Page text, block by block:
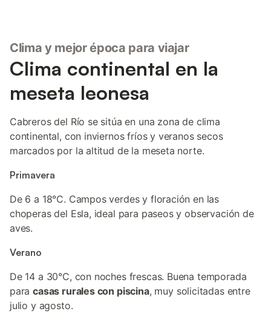
Clima y mejor época para viajar
Clima continental en la
meseta leonesa
Cabreros del Río se sitúa en una zona de clima
continental, con inviernos fríos y veranos secos
marcados por la altitud de la meseta norte.
Primavera
De 6 a 18°C. Campos verdes y floración en las
choperas del Esla, ideal para paseos y observación de
aves.
Verano
De 14 a 30°C, con noches frescas. Buena temporada
paracasas rurales con piscina, muy solicitadas entre
julio y agosto.